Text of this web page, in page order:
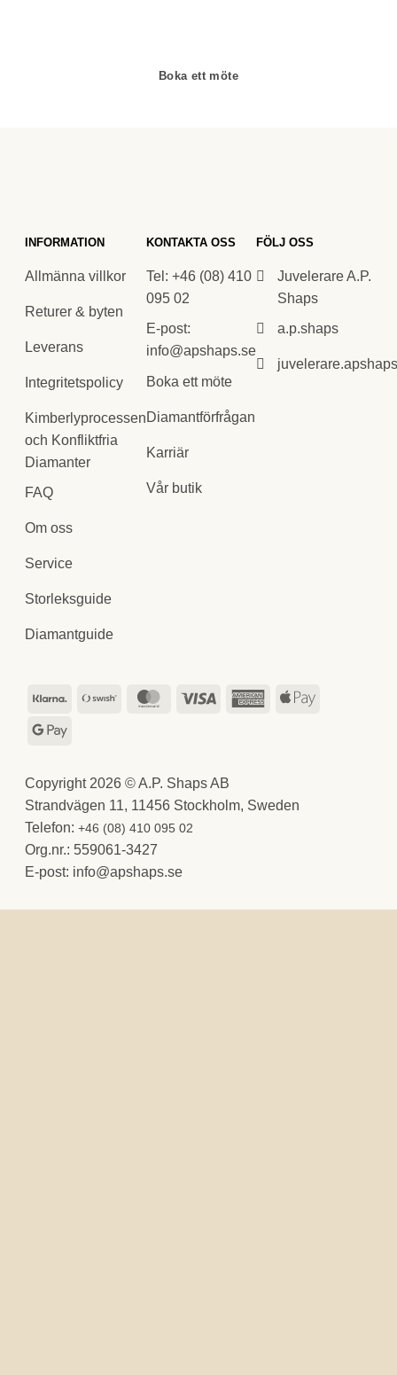
Boka ett möte
INFORMATION
Allmänna villkor
Returer & byten
Leverans
Integritetspolicy
Kimberlyprocessen
och Konfliktfria
Diamanter
FAQ
Om oss
Service
Storleksguide
Diamantguide
KONTAKTA OSS
Tel: +46 (08) 410
095 02
E-post:
info@apshaps.se
Boka ett möte
Diamantförfrågan
Karriär
Vår butik
FÖLJ OSS
Juvelerare A.P.
Shaps
a.p.shaps
Klarna Swish
MasterCard
Visa
AmericanApple
Google
Copyright 2026 © A.P. Shaps AB
Strandvägen 11, 11456 Stockholm, Sweden
Telefon:+46 (08) 410 095 02
Org.nr.: 559061-3427
E-post:
es.spahspa
@ofni